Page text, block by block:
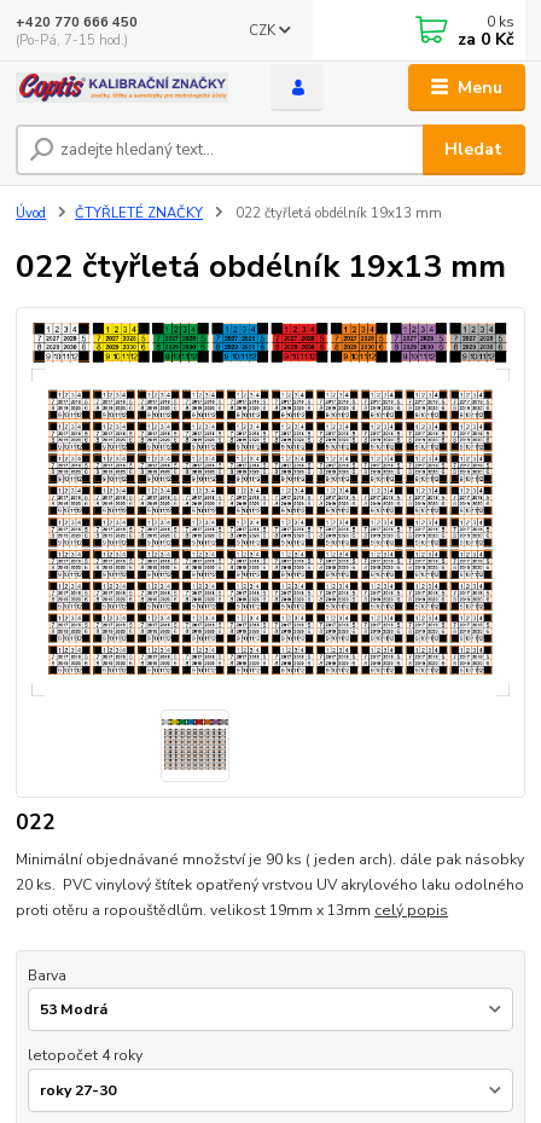
Menu
CZK
Hledat
+420 770 666 450
(Po-Pá, 7-15 hod.)
0 ks
za 0 Kč
Úvod ČTYŘLETÉ ZNAČKY 022 čtyřletá obdélník 19x13 mm
022 čtyřletá obdélník 19x13 mm
022
Minimální objednávané množství je 90 ks ( jeden arch). dále pak násobky
20 ks. PVC vinylový štítek opatřený vrstvou UV akrylového laku odolného
proti otěru a ropouštědlům. velikost 19mm x 13mm celý popis
Barva
letopočet 4 roky